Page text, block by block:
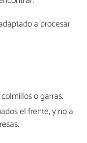
a procesar
o garras.
el frente, y no a